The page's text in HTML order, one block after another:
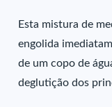
Esta mistura de
engolida
de um copo de
deglutição dos